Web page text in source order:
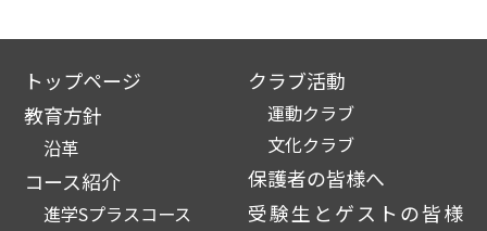
トップページ
教育方針
沿革
コース紹介
進学Sプラスコース
クラブ活動
運動クラブ
文化クラブ
保護者の皆様へ
受験生とゲストの皆様